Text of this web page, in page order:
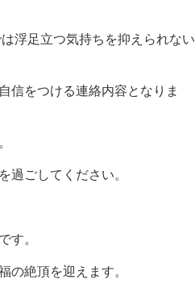
浮足立つ気持ちを抑えられない
信をつける連絡内容となりま
過ごしてください。
す。
の絶頂を迎えます。